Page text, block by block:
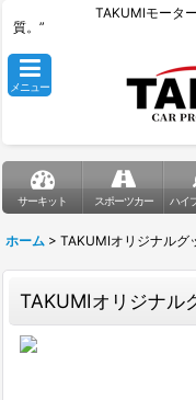
TAKUMIモータ
メニュー
サーキット スポーツカー ハイ
ホーム > TAKUMIオリジナルグ
TAKUMIオリジナル